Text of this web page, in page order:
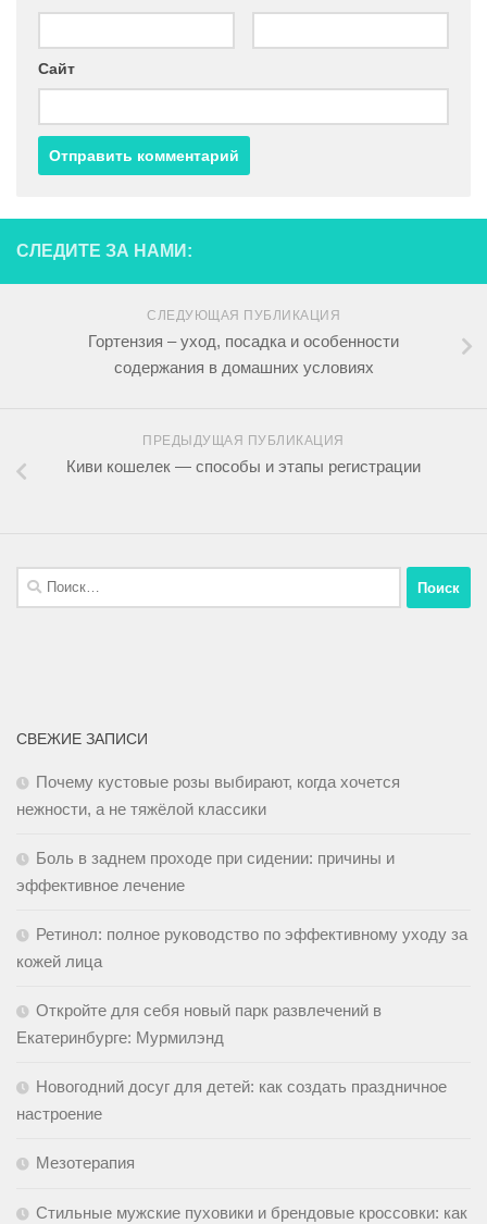
Сайт
СЛЕДИТЕ ЗА НАМИ:
СЛЕДУЮЩАЯ ПУБЛИКАЦИЯ
Гортензия – уход, посадка и особенности
содержания в домашних условиях
ПРЕДЫДУЩАЯ ПУБЛИКАЦИЯ
Киви кошелек — способы и этапы регистрации
СВЕЖИЕ ЗАПИСИ
Почему кустовые розы выбирают, когда хочется
нежности, а не тяжёлой классики
Боль в заднем проходе при сидении: причины и
эффективное лечение
Ретинол: полное руководство по эффективному уходу за
кожей лица
Откройте для себя новый парк развлечений в
Екатеринбурге: Мурмилэнд
Новогодний досуг для детей: как создать праздничное
настроение
Мезотерапия
Стильные мужские пуховики и брендовые кроссовки: как